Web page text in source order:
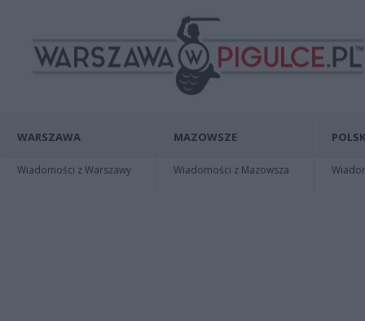
WARSZAWA
Wiadomości z Warszawy
MAZOWSZE
Wiadomości z Mazowsza